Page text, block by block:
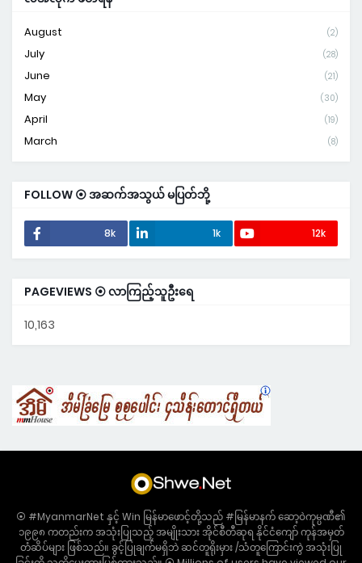
August (2)
July (28)
June (21)
May (30)
April (19)
March (8)
FOLLOW ⦿ အဆက်အသွယ် မပြတ်ဘို့
8k 1k 12k
PAGEVIEWS ⦿ လာကြည့်သူဦးရေ
10,163
⦿ #MyanmarNet နှင့် Win မြန်မာဖောင့်တို့သည် #မြန်မာနက် ဆော့ဝဲကုမ္ပဏီ၏
၁၉၉၈ ကတည်းက အသုံးပြုသည့် အမျိုးသား အိုင်စီတီဆုရ နိုင်ငံကျော် ကုန်အမှတ်
တံဆိပ်များ ဖြစ်သည်။ ခွင့်ပြုချက်မရှိဘဲ ဆင်တူရိုးမှား /သံတူကြောင်းကွဲ အသုံးပြု